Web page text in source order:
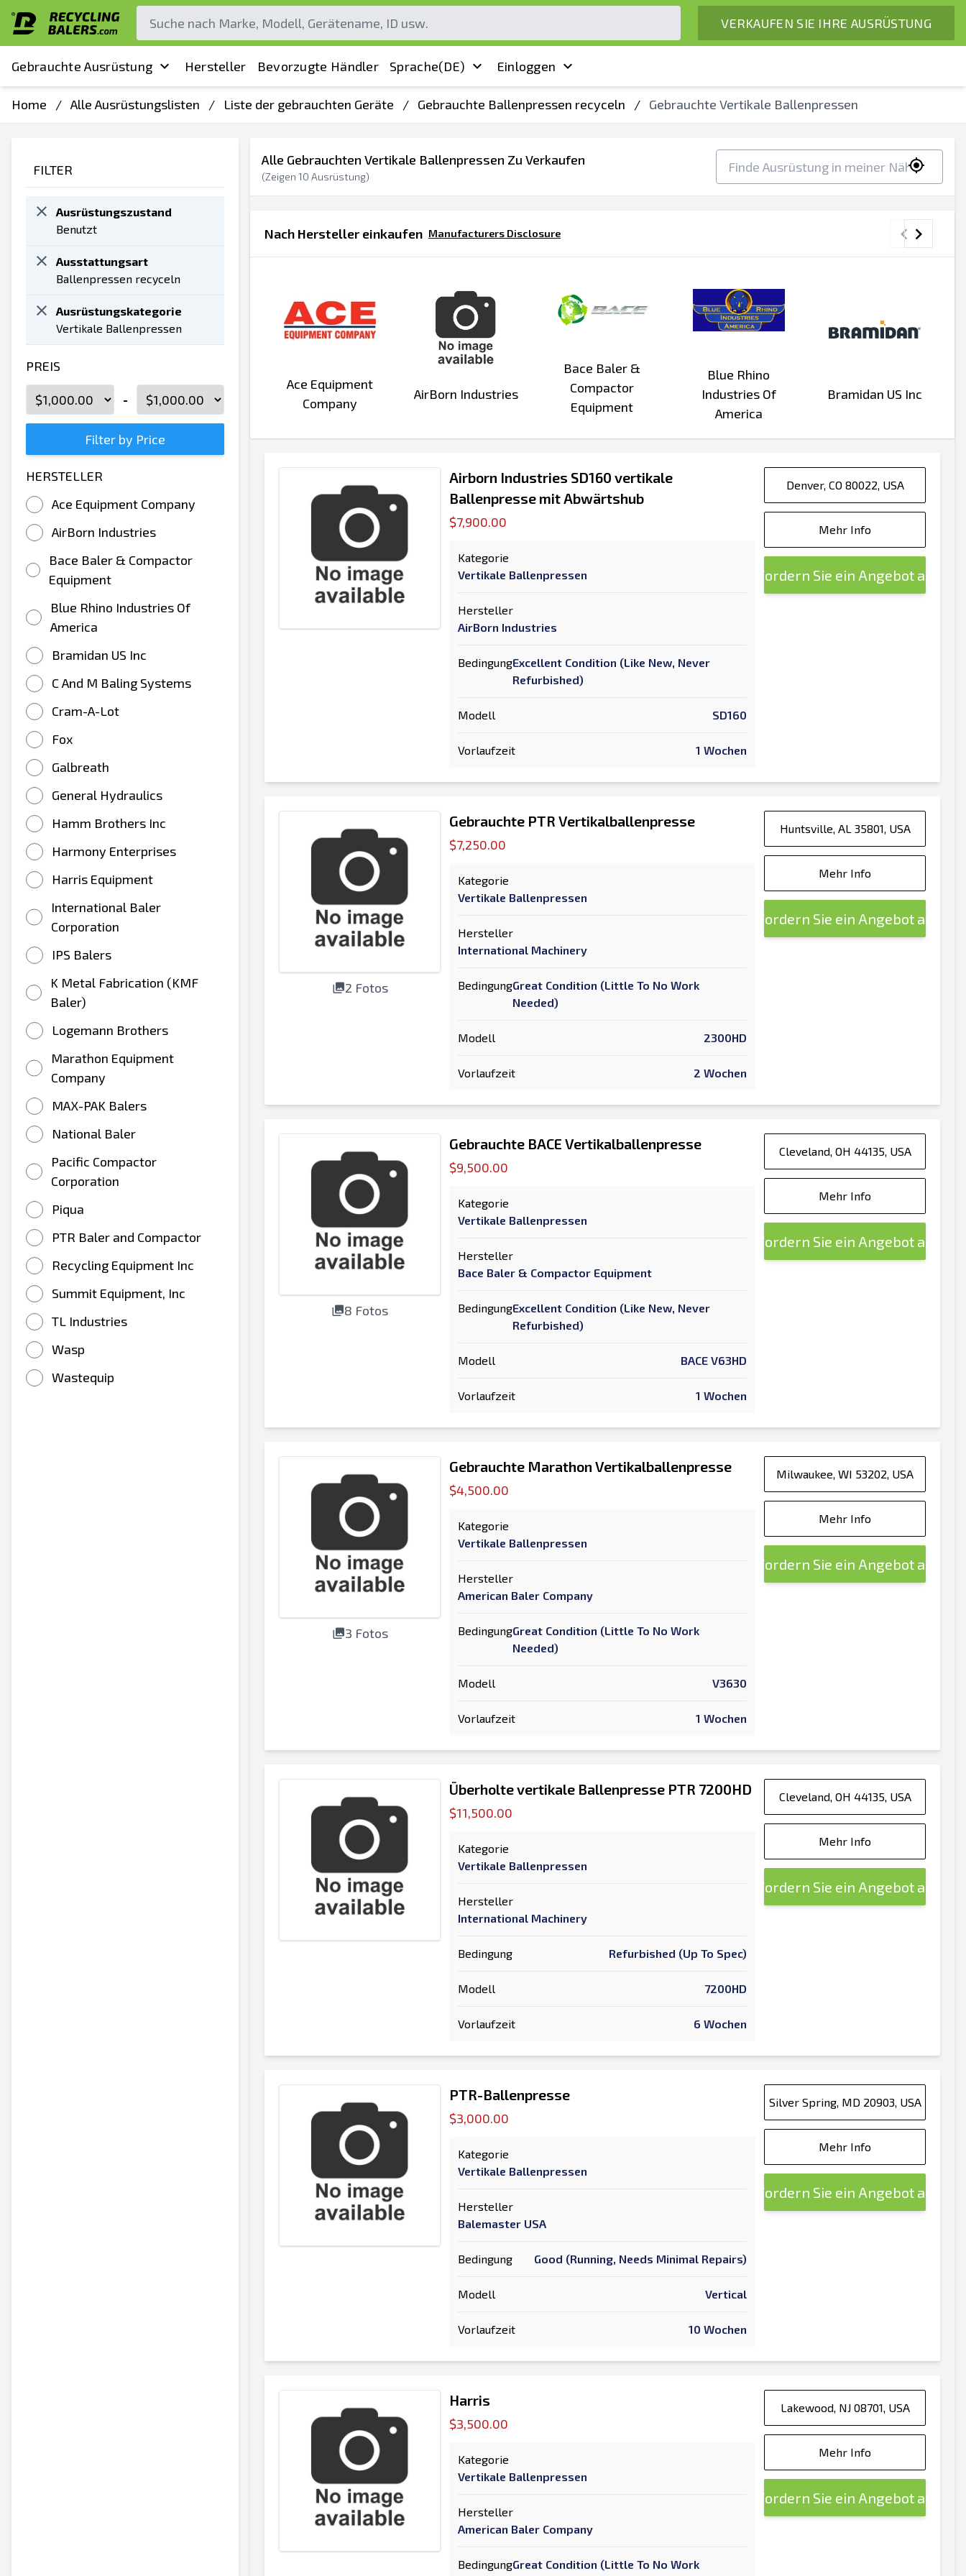
VERKAUFEN SIE IHRE AUSRÜSTUNG
Gebrauchte Ausrüstung Hersteller Bevorzugte Händler Sprache(DE) Einloggen
Home / Alle Ausrüstungslisten / Liste der gebrauchten Geräte / Gebrauchte Ballenpressen recyceln / Gebrauchte Vertikale Ballenpressen
FILTER
Ausrüstungszustand
Benutzt
Ausstattungsart
Ballenpressen recyceln
Ausrüstungskategorie
Vertikale Ballenpressen
PREIS
-
Filter by Price
HERSTELLER
Ace Equipment Company
AirBorn Industries
Bace Baler & Compactor
Equipment
Blue Rhino Industries Of
America
Bramidan US Inc
C And M Baling Systems
Cram-A-Lot
Fox
Galbreath
General Hydraulics
Hamm Brothers Inc
Harmony Enterprises
Harris Equipment
International Baler
Corporation
IPS Balers
K Metal Fabrication (KMF
Baler)
Logemann Brothers
Marathon Equipment
Company
MAX-PAK Balers
National Baler
Pacific Compactor
Corporation
Piqua
PTR Baler and Compactor
Recycling Equipment Inc
Summit Equipment, Inc
TL Industries
Wasp
Wastequip
Alle Gebrauchten Vertikale Ballenpressen Zu Verkaufen
(Zeigen 10 Ausrüstung)
Nach Hersteller einkaufen Manufacturers Disclosure
Ace Equipment
Company
AirBorn Industries
Bace Baler &
Compactor
Equipment
Blue Rhino
Industries Of
America
Bramidan US Inc
Airborn Industries SD160 vertikale
Ballenpresse mit Abwärtshub
$7,900.00
Kategorie
Vertikale Ballenpressen
Hersteller
AirBorn Industries
BedingungExcellent Condition (Like New, Never
Refurbished)
Modell SD160
Vorlaufzeit 1 Wochen
Denver, CO 80022, USA
Mehr Info
Fordern Sie ein Angebot an
2 Fotos
Gebrauchte PTR Vertikalballenpresse
$7,250.00
Kategorie
Vertikale Ballenpressen
Hersteller
International Machinery
BedingungGreat Condition (Little To No Work
Needed)
Modell 2300HD
Vorlaufzeit 2 Wochen
Huntsville, AL 35801, USA
Mehr Info
Fordern Sie ein Angebot an
8 Fotos
Gebrauchte BACE Vertikalballenpresse
$9,500.00
Kategorie
Vertikale Ballenpressen
Hersteller
Bace Baler & Compactor Equipment
BedingungExcellent Condition (Like New, Never
Refurbished)
Modell BACE V63HD
Vorlaufzeit 1 Wochen
Cleveland, OH 44135, USA
Mehr Info
Fordern Sie ein Angebot an
3 Fotos
Gebrauchte Marathon Vertikalballenpresse
$4,500.00
Kategorie
Vertikale Ballenpressen
Hersteller
American Baler Company
BedingungGreat Condition (Little To No Work
Needed)
Modell V3630
Vorlaufzeit 1 Wochen
Milwaukee, WI 53202, USA
Mehr Info
Fordern Sie ein Angebot an
Überholte vertikale Ballenpresse PTR 7200HD
$11,500.00
Kategorie
Vertikale Ballenpressen
Hersteller
International Machinery
Bedingung Refurbished (Up To Spec)
Modell 7200HD
Vorlaufzeit 6 Wochen
Cleveland, OH 44135, USA
Mehr Info
Fordern Sie ein Angebot an
PTR-Ballenpresse
$3,000.00
Kategorie
Vertikale Ballenpressen
Hersteller
Balemaster USA
Bedingung Good (Running, Needs Minimal Repairs)
Modell Vertical
Vorlaufzeit 10 Wochen
Silver Spring, MD 20903, USA
Mehr Info
Fordern Sie ein Angebot an
Harris
$3,500.00
Kategorie
Vertikale Ballenpressen
Hersteller
American Baler Company
BedingungGreat Condition (Little To No Work
Lakewood, NJ 08701, USA
Mehr Info
Fordern Sie ein Angebot an